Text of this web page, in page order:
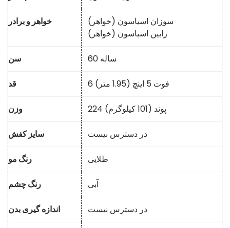
خواهر و برادر
سوزان اسیاسون (خواهر)
رابین اسیاسون (خواهر)
سن 60 ساله
قد 6 فوت 5 اینچ (1.95 متر)
وزن 224 پوند (101 کیلوگرم)
سایز کفش در دسترس نیست
رنگ مو طلایی
رنگ چشم آبی
اندازه گیری بدن در دسترس نیست